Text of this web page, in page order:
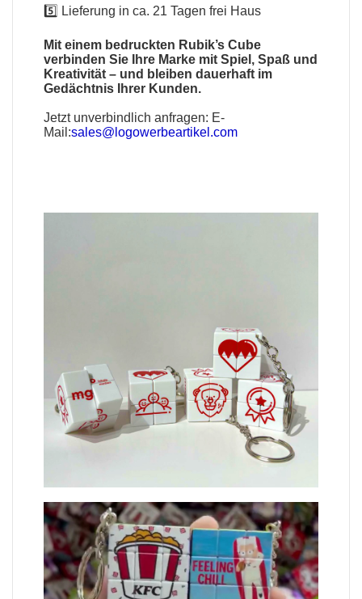
5️⃣ Lieferung in ca. 21 Tagen frei Haus
Mit einem bedruckten Rubik’s Cube
verbinden Sie Ihre Marke mit Spiel, Spaß und
Kreativität – und bleiben dauerhaft im
Gedächtnis Ihrer Kunden.
Jetzt unverbindlich anfragen: E-
Mail:sales@logowerbeartikel.com